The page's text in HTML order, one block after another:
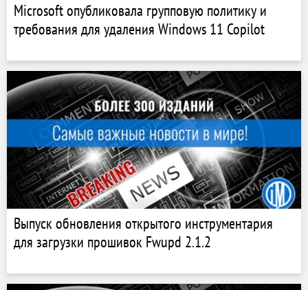
Microsoft опубликовала групповую политику и
требования для удаления Windows 11 Copilot
Выпуск обновления открытого инструментария
для загрузки прошивок Fwupd 2.1.2